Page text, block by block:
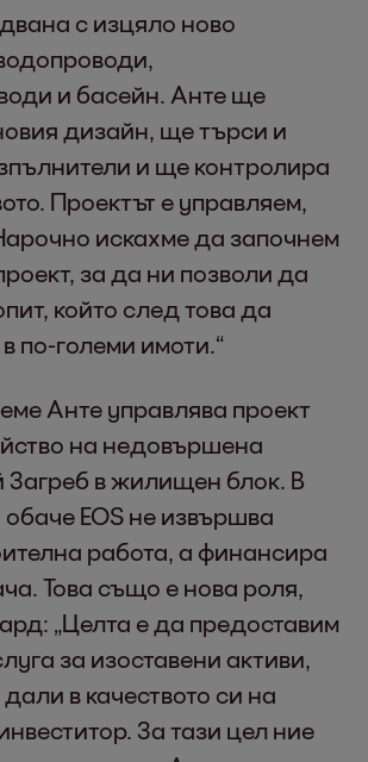
с изцяло ново
и басейн. Анте ще
дизайн, ще търси и
и ще контролира
Проектът е управляем,
искахме да започнем
за да ни позволи да
който след това да
по-големи имоти.“
Анте управлява проект
на недовършена
Загреб в жилищен блок. В
EOS не извършва
работа, а финансира
Това също е нова роля,
„Целта е да предоставим
за изоставени активи,
в качеството си на
За тази цел ние